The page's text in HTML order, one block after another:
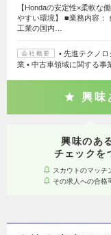
【Hondaの安定性×柔軟な
やすい環境】 ■業務内容：
工業の国内…
会社概要
• 先進テクノ
業 • 中古車領域に関する事
興味
興味のあ
チェックを
スカウトのマッチ
その求人への合格